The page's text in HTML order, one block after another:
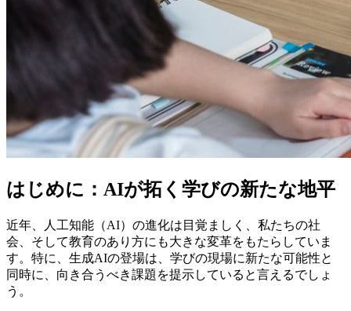
はじめに：AIが拓く学びの新たな地平
近年、人工知能（AI）の進化は目覚ましく、私たちの社
会、そして教育のあり方にも大きな変革をもたらしていま
す。特に、生成AIの登場は、学びの現場に新たな可能性と
同時に、向き合うべき課題を提示していると言えるでしょ
う。